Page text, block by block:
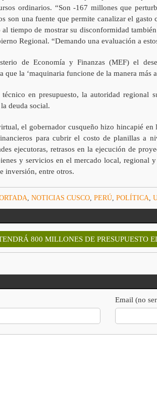
ordinarios. “Son -167 millones que
son una fuente que permite canalizar el
al tiempo de mostrar su disconformidad
Regional. “Demando una evaluación a
de Economía y Finanzas (MEF) el
que la ‘maquinaria funcione de la manera más
en presupuesto, la autoridad regional
deuda social.
el gobernador cusqueño hizo hincapié
para cubrir el costo de planillas a
ejecutoras, retrasos en la ejecución de
y servicios en el mercado local, regional
inversión, entre otros.
NOTICIAS CUSCO, PERÚ, POLÍTICA
800 MILLONES DE PRESUPUESTO
Email (no